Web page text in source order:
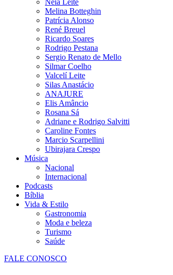
Néia Leite
Melina Botteghin
Patrícia Alonso
René Breuel
Ricardo Soares
Rodrigo Pestana
Sergio Renato de Mello
Silmar Coelho
Valcelí Leite
Silas Anastácio
ANAJURE
Elis Amâncio
Rosana Sá
Adriane e Rodrigo Salvitti
Caroline Fontes
Marcio Scarpellini
Ubirajara Crespo
Música
Nacional
Internacional
Podcasts
Bíblia
Vida & Estilo
Gastronomia
Moda e beleza
Turismo
Saúde
FALE CONOSCO